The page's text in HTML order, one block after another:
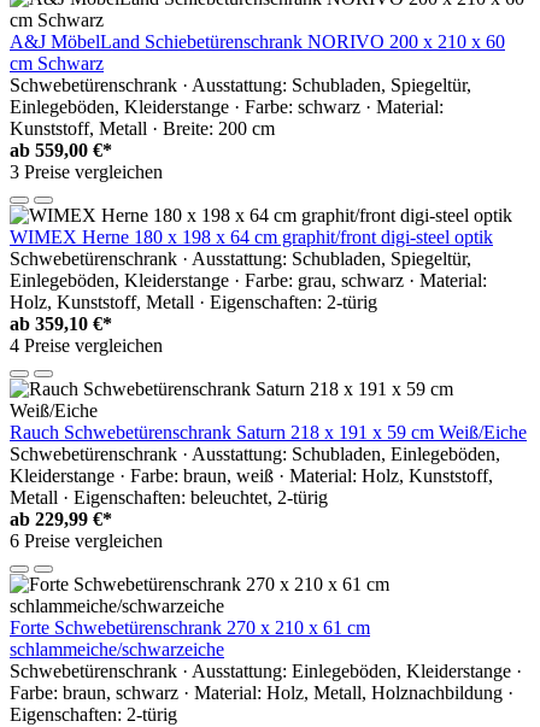
A&J MöbelLand Schiebetürenschrank NORIVO 200 x 210 x 60
cm Schwarz
Schwebetürenschrank · Ausstattung: Schubladen, Spiegeltür,
Einlegeböden, Kleiderstange · Farbe: schwarz · Material:
Kunststoff, Metall · Breite: 200 cm
ab 559,00 €*
3 Preise vergleichen
WIMEX Herne 180 x 198 x 64 cm graphit/front digi-steel optik
Schwebetürenschrank · Ausstattung: Schubladen, Spiegeltür,
Einlegeböden, Kleiderstange · Farbe: grau, schwarz · Material:
Holz, Kunststoff, Metall · Eigenschaften: 2-türig
ab 359,10 €*
4 Preise vergleichen
Rauch Schwebetürenschrank Saturn 218 x 191 x 59 cm Weiß/Eiche
Schwebetürenschrank · Ausstattung: Schubladen, Einlegeböden,
Kleiderstange · Farbe: braun, weiß · Material: Holz, Kunststoff,
Metall · Eigenschaften: beleuchtet, 2-türig
ab 229,99 €*
6 Preise vergleichen
Forte Schwebetürenschrank 270 x 210 x 61 cm
schlammeiche/schwarzeiche
Schwebetürenschrank · Ausstattung: Einlegeböden, Kleiderstange ·
Farbe: braun, schwarz · Material: Holz, Metall, Holznachbildung ·
Eigenschaften: 2-türig